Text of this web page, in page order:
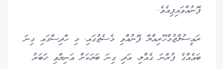
ފޮނުއްވައިފިއެވެ.
ރައީސުލްޖުމްހޫރިއްޔާ ފޮނުއްވި މެސެޖުގައި، މި ހާދިސާގައި ގިނަ
ބައެއްގެ ފުރާނަ ގެއްލި، އަދި ގިނަ ބަޔަކަށް އަނިޔާވި ޚަބަރު